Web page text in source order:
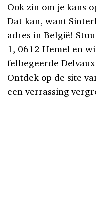
Ook zin om je kans
Dat kan, want
adres in België!
1, 0612 Hemel en
felbegeerde
Ontdek op de site
een verrassing